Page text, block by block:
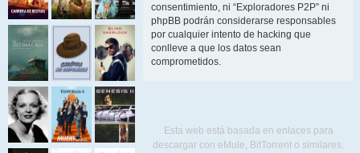
consentimiento, ni “Exploradores P2P” ni
phpBB podrán considerarse responsables
por cualquier intento de hacking que
conlleve a que los datos sean
comprometidos.
Esta web está basada en enlaces para
descargar con eMule, BitTorrent o similares.